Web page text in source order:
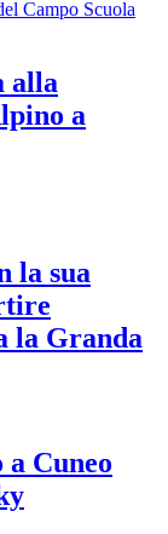
alla
a
la sua
la Granda
Cuneo